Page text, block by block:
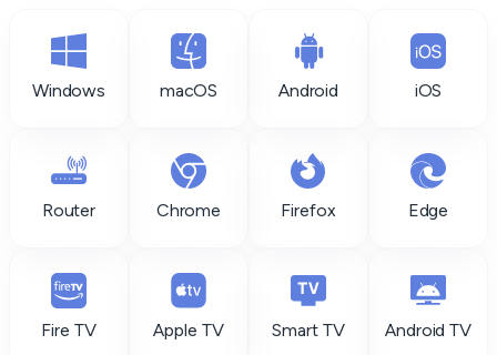
Windows macOS Android iOS
Router Chrome Firefox Edge
Fire TV Apple TV Smart TV Android TV